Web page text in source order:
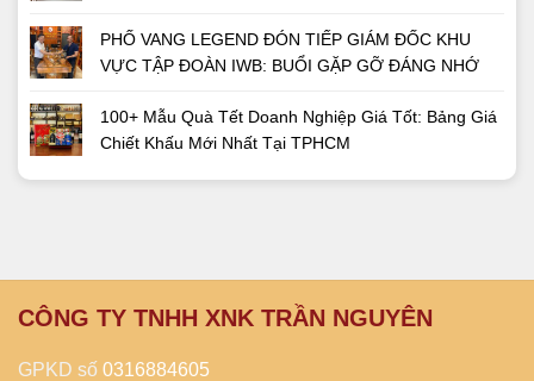
PHỐ VANG LEGEND ĐÓN TIẾP GIÁM ĐỐC KHU
VỰC TẬP ĐOÀN IWB: BUỔI GẶP GỠ ĐÁNG NHỚ
100+ Mẫu Quà Tết Doanh Nghiệp Giá Tốt: Bảng Giá
Chiết Khấu Mới Nhất Tại TPHCM
CÔNG TY TNHH XNK TRẦN NGUYÊN
GPKD số 0316884605